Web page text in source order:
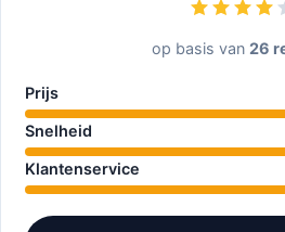
op basis van 26
Prijs
Snelheid
Klantenservice